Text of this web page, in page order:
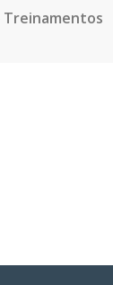
Treinamentos